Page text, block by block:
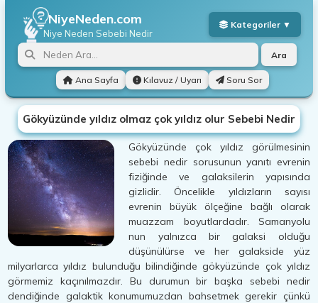
NiyeNeden.com
Niye Neden Sebebi Nedir
Ana Sayfa Kılavuz / Uyarı Soru Sor
Ara
Gökyüzünde yıldız olmaz çok yıldız olur Sebebi Nedir
Gökyüzünde çok yıldız görülmesinin
sebebi nedir sorusunun yanıtı evrenin
fiziğinde ve galaksilerin yapısında
gizlidir. Öncelikle yıldızların sayısı
evrenin büyük ölçeğine bağlı olarak
muazzam boyutlardadır. Samanyolu
nun yalnızca bir galaksi olduğu
düşünülürse ve her galakside yüz
milyarlarca yıldız bulunduğu bilindiğinde gökyüzünde çok yıldız
görmemiz kaçınılmazdır. Bu durumun bir başka sebebi nedir
dendiğinde galaktik konumumuzdan bahsetmek gerekir çünkü